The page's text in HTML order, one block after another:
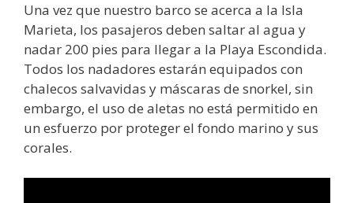
Una vez que nuestro barco se acerca a la Isla
Marieta, los pasajeros deben saltar al agua y
nadar 200 pies para llegar a la Playa Escondida.
Todos los nadadores estarán equipados con
chalecos salvavidas y máscaras de snorkel, sin
embargo, el uso de aletas no está permitido en
un esfuerzo por proteger el fondo marino y sus
corales.